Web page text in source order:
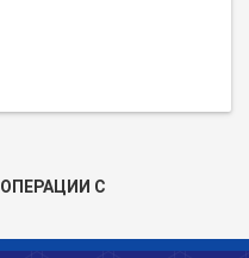
ОПЕРАЦИИ С